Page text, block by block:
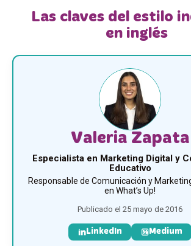
Las claves del estilo
en inglés
Valeria Zapata
Especialista en Marketing Digital y
Educativo
Responsable de Comunicación y
en What’s Up!
Publicado el 25 mayo de 2016
LinkedIn Medium